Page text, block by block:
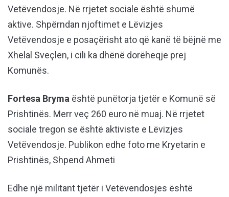
Vetëvendosje. Në rrjetet sociale është shumë
aktive. Shpërndan njoftimet e Lëvizjes
Vetëvendosje e posaçërisht ato që kanë të bëjnë me
Xhelal Sveçlen, i cili ka dhënë dorëheqje prej
Komunës.
Fortesa Bryma është punëtorja tjetër e Komunë së
Prishtinës. Merr veç 260 euro në muaj. Në rrjetet
sociale tregon se është aktiviste e Lëvizjes
Vetëvendosje. Publikon edhe foto me Kryetarin e
Prishtinës, Shpend Ahmeti
Edhe një militant tjetër i Vetëvendosjes është